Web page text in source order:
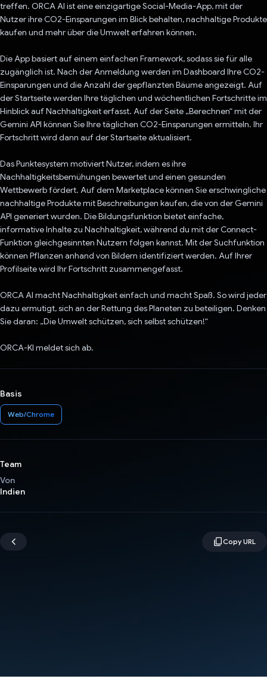
treffen. ORCA AI ist eine einzigartige Social-Media-App, mit der
Nutzer ihre CO2-Einsparungen im Blick behalten, nachhaltige Produkte
kaufen und mehr über die Umwelt erfahren können.
Die App basiert auf einem einfachen Framework, sodass sie für alle
zugänglich ist. Nach der Anmeldung werden im Dashboard Ihre CO2-
Einsparungen und die Anzahl der gepflanzten Bäume angezeigt. Auf
der Startseite werden Ihre täglichen und wöchentlichen Fortschritte im
Hinblick auf Nachhaltigkeit erfasst. Auf der Seite „Berechnen“ mit der
Gemini API können Sie Ihre täglichen CO2-Einsparungen ermitteln. Ihr
Fortschritt wird dann auf der Startseite aktualisiert.
Das Punktesystem motiviert Nutzer, indem es ihre
Nachhaltigkeitsbemühungen bewertet und einen gesunden
Wettbewerb fördert. Auf dem Marketplace können Sie erschwingliche
nachhaltige Produkte mit Beschreibungen kaufen, die von der Gemini
API generiert wurden. Die Bildungsfunktion bietet einfache,
informative Inhalte zu Nachhaltigkeit, während du mit der Connect-
Funktion gleichgesinnten Nutzern folgen kannst. Mit der Suchfunktion
können Pflanzen anhand von Bildern identifiziert werden. Auf Ihrer
Profilseite wird Ihr Fortschritt zusammengefasst.
ORCA AI macht Nachhaltigkeit einfach und macht Spaß. So wird jeder
dazu ermutigt, sich an der Rettung des Planeten zu beteiligen. Denken
Sie daran: „Die Umwelt schützen, sich selbst schützen!“
ORCA-KI meldet sich ab.
Basis
Web/Chrome
Team
Von
Indien